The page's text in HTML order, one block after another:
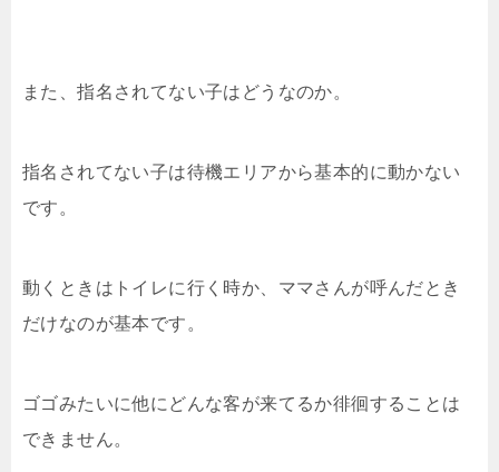
また、指名されてない子はどうなのか。
指名されてない子は待機エリアから基本的に動かない
です。
動くときはトイレに行く時か、ママさんが呼んだとき
だけなのが基本です。
ゴゴみたいに他にどんな客が来てるか徘徊することは
できません。